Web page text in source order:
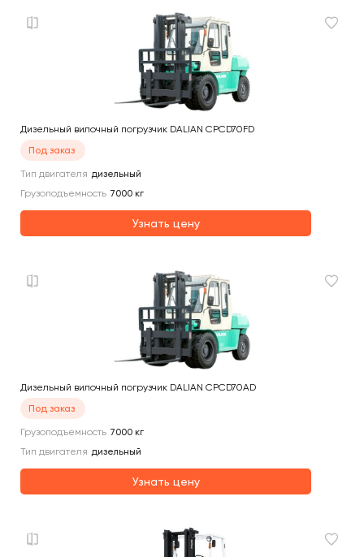
Дизельный вилочный погрузчик DALIAN CPCD70FD
Под заказ
Тип двигателя дизельный
Грузоподъемность 7000 кг
Узнать цену
Дизельный вилочный погрузчик DALIAN CPCD70AD
Под заказ
Грузоподъемность 7000 кг
Тип двигателя дизельный
Узнать цену